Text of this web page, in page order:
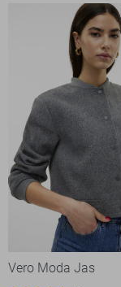
Vero Moda Jas